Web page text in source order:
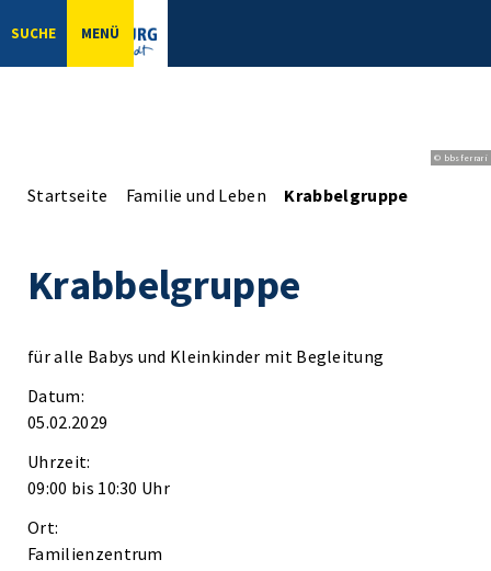
SUCHE MENÜ
© bbsferrari
Startseite Familie und Leben Krabbelgruppe
Krabbelgruppe
für alle Babys und Kleinkinder mit Begleitung
Datum:
05.02.2029
Uhrzeit:
09:00 bis 10:30 Uhr
Ort:
Familienzentrum